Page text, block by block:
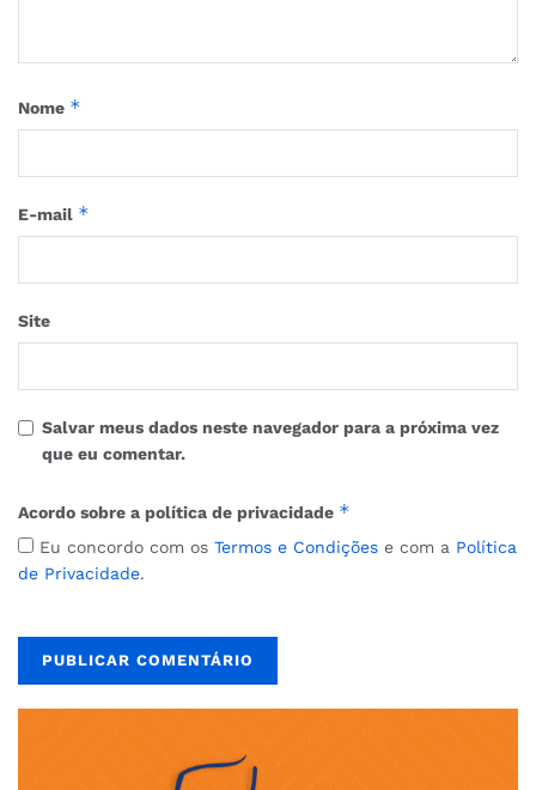
Nome *
E-mail *
Site
Salvar meus dados neste navegador para a próxima vez
que eu comentar.
Acordo sobre a política de privacidade *
Eu concordo com os Termos e Condições e com a Política
de Privacidade.